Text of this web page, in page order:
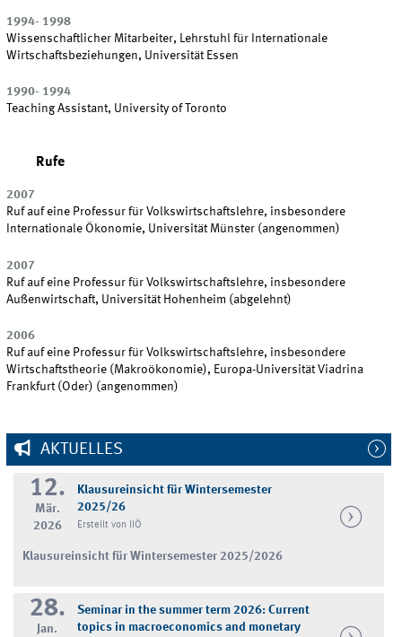
1994- 1998
Wissenschaftlicher Mitarbeiter, Lehrstuhl für Internationale
Wirtschaftsbeziehungen, Universität Essen
1990- 1994
Teaching Assistant, University of Toronto
Rufe
2007
Ruf auf eine Professur für Volkswirtschaftslehre, insbesondere
Internationale Ökonomie, Universität Münster (angenommen)
2007
Ruf auf eine Professur für Volkswirtschaftslehre, insbesondere
Außenwirtschaft, Universität Hohenheim (abgelehnt)
2006
Ruf auf eine Professur für Volkswirtschaftslehre, insbesondere
Wirtschaftstheorie (Makroökonomie), Europa-Universität Viadrina
Frankfurt (Oder) (angenommen)
AKTUELLES
12.
Mär.
2026
Klausureinsicht für Wintersemester
2025/26
Erstellt von IIÖ
Klausureinsicht für Wintersemester 2025/2026
28.
Jan.
Seminar in the summer term 2026: Current
topics in macroeconomics and monetary